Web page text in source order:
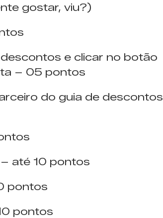
gostar, viu?)
e clicar no botão
– 05 pontos
do guia de descontos
até 10 pontos
pontos
pontos